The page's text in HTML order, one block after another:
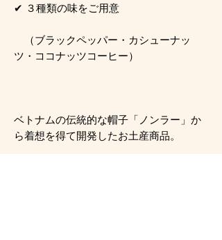
✔ ３種類の味をご用意
（ブラックペッパー・カシューナッ
ツ・ココナッツコーヒー）
ベトナムの伝統的な帽子「ノンラー」か
ら着想を得て開発したお土産商品。